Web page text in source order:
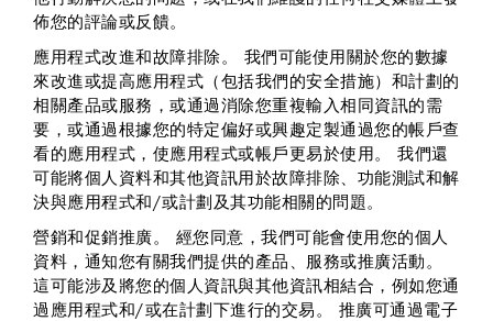
佈您的評論或反饋。
應用程式改進和故障排除。 我們可能使用關於您的數據
來改進或提高應用程式（包括我們的安全措施）和計劃的
相關產品或服務，或通過消除您重複輸入相同資訊的需
要，或通過根據您的特定偏好或興趣定製通過您的帳戶查
看的應用程式，使應用程式或帳戶更易於使用。 我們還
可能將個人資料和其他資訊用於故障排除、功能測試和解
決與應用程式和/或計劃及其功能相關的問題。
營銷和促銷推廣。 經您同意，我們可能會使用您的個人
資料，通知您有關我們提供的產品、服務或推廣活動。
這可能涉及將您的個人資訊與其他資訊相結合，例如您通
過應用程式和/或在計劃下進行的交易。 推廣可通過電子